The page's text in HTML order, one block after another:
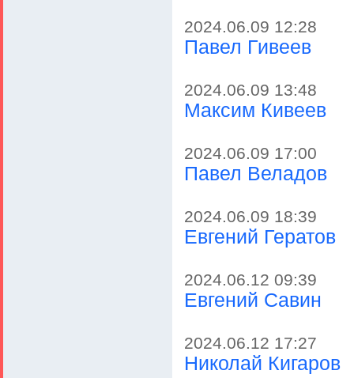
2024.06.09 12:28
Павел Гивеев
2024.06.09 13:48
Максим Кивеев
2024.06.09 17:00
Павел Веладов
2024.06.09 18:39
Евгений Гератов
2024.06.12 09:39
Евгений Савин
2024.06.12 17:27
Николай Кигаров